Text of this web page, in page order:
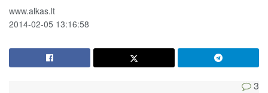
www.alkas.lt
2014-02-05 13:16:58
3